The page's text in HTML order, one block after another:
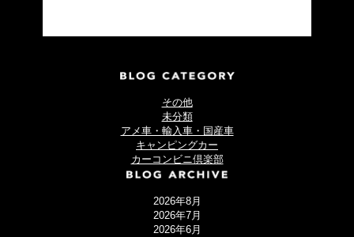
その他
未分類
アメ車・輸入車・国産車
キャンピングカー
カーコンビニ倶楽部
2026年8月
2026年7月
2026年6月